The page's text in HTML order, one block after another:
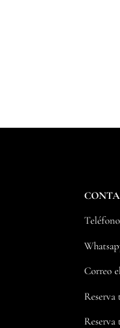
Correo
Reserva